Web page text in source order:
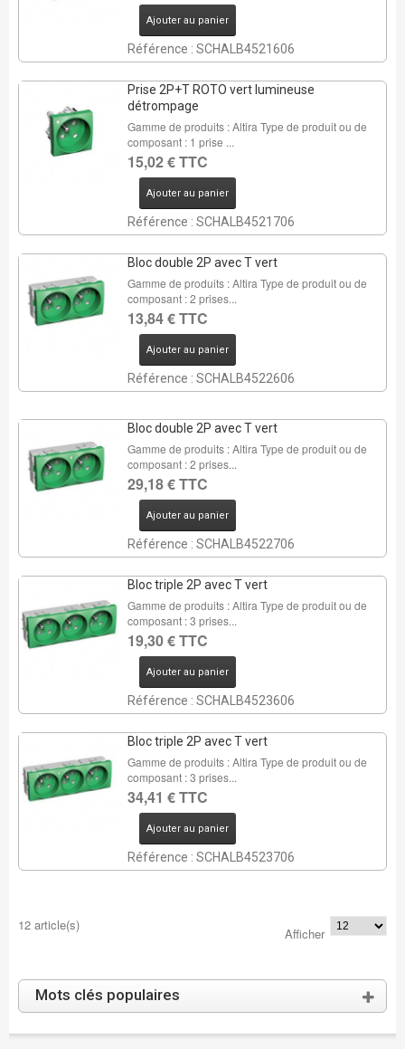
Ajouter au panier
Référence : SCHALB4521606
Prise 2P+T ROTO vert lumineuse
détrompage
Gamme de produits : Altira Type de produit ou de
composant : 1 prise ...
15,02 € TTC
Ajouter au panier
Référence : SCHALB4521706
Bloc double 2P avec T vert
Gamme de produits : Altira Type de produit ou de
composant : 2 prises...
13,84 € TTC
Ajouter au panier
Référence : SCHALB4522606
Bloc double 2P avec T vert
Gamme de produits : Altira Type de produit ou de
composant : 2 prises...
29,18 € TTC
Ajouter au panier
Référence : SCHALB4522706
Bloc triple 2P avec T vert
Gamme de produits : Altira Type de produit ou de
composant : 3 prises...
19,30 € TTC
Ajouter au panier
Référence : SCHALB4523606
Bloc triple 2P avec T vert
Gamme de produits : Altira Type de produit ou de
composant : 3 prises...
34,41 € TTC
Ajouter au panier
Référence : SCHALB4523706
12 article(s)
Afficher
Mots clés populaires